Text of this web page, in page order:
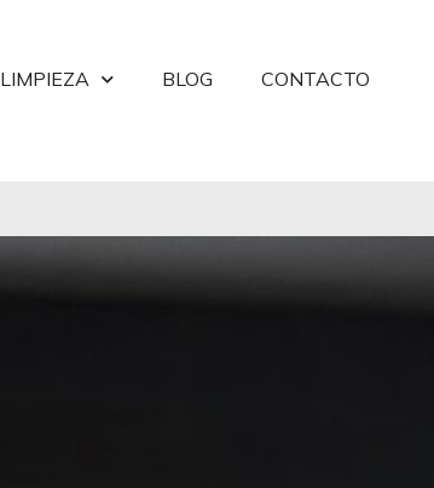
LIMPIEZA BLOG CONTACTO